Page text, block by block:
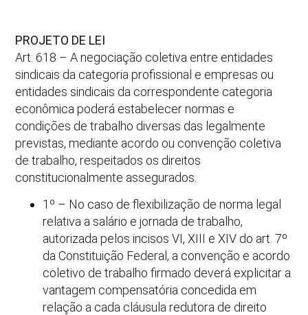
PROJETO DE LEI
Art. 618 – A negociação coletiva entre entidades
sindicais da categoria profissional e empresas ou
entidades sindicais da correspondente categoria
econômica poderá estabelecer normas e
condições de trabalho diversas das legalmente
previstas, mediante acordo ou convenção coletiva
de trabalho, respeitados os direitos
constitucionalmente assegurados.
1º – No caso de flexibilização de norma legal
relativa a salário e jornada de trabalho,
autorizada pelos incisos VI, XIII e XIV do art. 7º
da Constituição Federal, a convenção e acordo
coletivo de trabalho firmado deverá explicitar a
vantagem compensatória concedida em
relação a cada cláusula redutora de direito